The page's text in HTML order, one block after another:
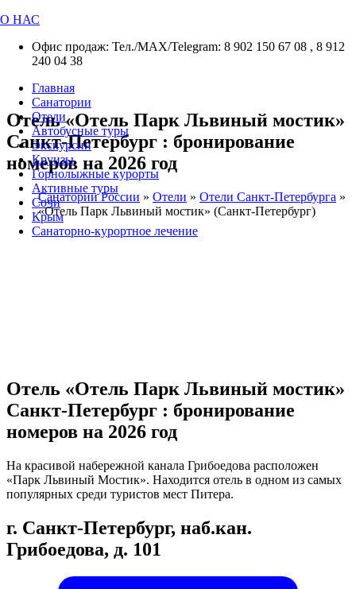
О НАС
Офис продаж: Тел./МАХ/Telegram: 8 902 150 67 08 , 8 912
240 04 38
Главная
Санатории
Отели
Автобусные туры
Экскурсии
Круизы
Горнолыжные курорты
Активные туры
Сочи
Крым
Санаторно-курортное лечение
Отель «Отель Парк Львиный мостик»
Санкт-Петербург : бронирование
номеров на 2026 год
Санатории России » Отели » Отели Санкт-Петербурга »
«Отель Парк Львиный мостик» (Санкт-Петербург)
Отель «Отель Парк Львиный мостик»
Санкт-Петербург : бронирование
номеров на 2026 год
На красивой набережной канала Грибоедова расположен
«Парк Львиный Мостик». Находится отель в одном из самых
популярных среди туристов мест Питера.
г. Санкт-Петербург, наб.кан.
Грибоедова, д. 101